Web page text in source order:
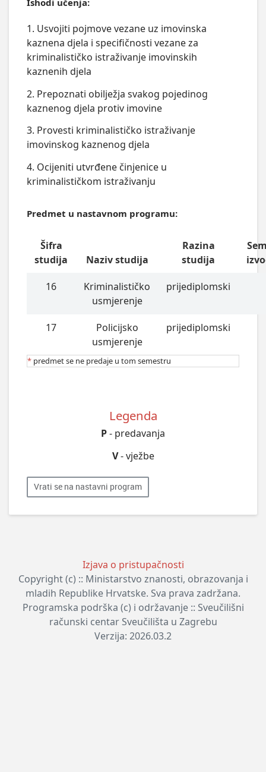
Ishodi učenja:
1. Usvojiti pojmove vezane uz imovinska
kaznena djela i specifičnosti vezane za
kriminalističko istraživanje imovinskih
kaznenih djela
2. Prepoznati obilježja svakog pojedinog
kaznenog djela protiv imovine
3. Provesti kriminalističko istraživanje
imovinskog kaznenog djela
4. Ocijeniti utvrđene činjenice u
kriminalističkom istraživanju
Predmet u nastavnom programu:
Šifra
studija
Naziv studija
Razina
studija
16
Kriminalističko
usmjerenje
prijediplomski
17
Policijsko
usmjerenje
prijediplomski
* predmet se ne predaje u tom semestru
Legenda
P- predavanja
V- vježbe
Vrati se na nastavni program
Izjava o pristupačnosti
Copyright (c) :: Ministarstvo znanosti, obrazovanja i
mladih Republike Hrvatske. Sva prava zadržana.
Programska podrška (c) i održavanje :: Sveučilišni
računski centar Sveučilišta u Zagrebu
Verzija: 2026.03.2